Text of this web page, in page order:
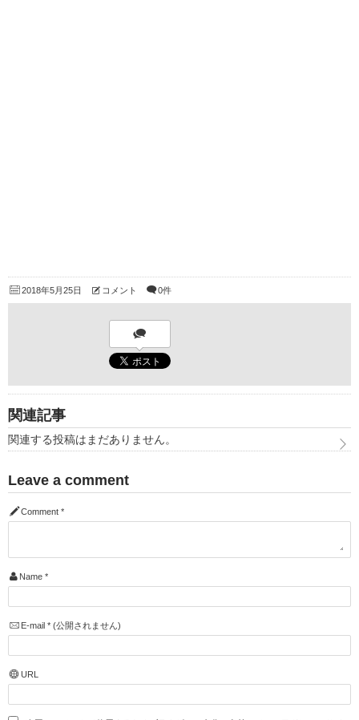
2018年5月25日 コメント 0件
関連記事
関連する投稿はまだありません。
Leave a comment
Comment *
Name *
E-mail *(公開されません)
URL